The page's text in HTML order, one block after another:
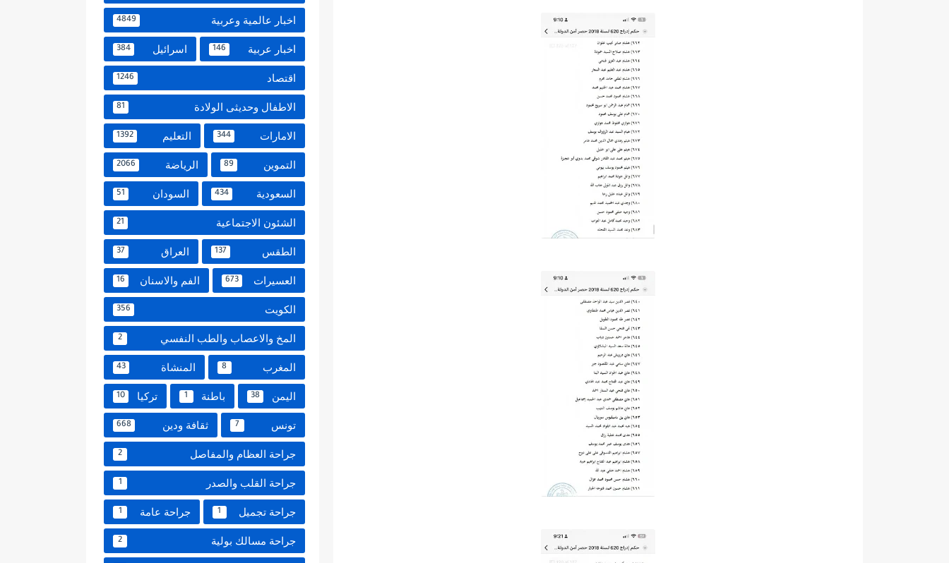
اخبار عالمية وعربية 4849
اخبار عربية 146 اسرائيل 384
اقتصاد 1246
الاطفال وحديثى الولادة 81
الامارات 344 التعليم 1392
التموين 89 الرياضة 2066
السعودية 434 السودان 51
الشئون الاجتماعية 21
الطقس 137 العراق 37
العسيرات 673 الفم والاسنان 16
الكويت 356
المخ والاعصاب والطب النفسي 2
المغرب 8 المنشاة 43
اليمن 38 باطنة 1 تركيا 10
تونس 7 ثقافة ودين 668
جراحة العظام والمفاصل 2
جراحة القلب والصدر 1
جراحة تجميل 1 جراحة عامة 1
جراحة مسالك بولية 2